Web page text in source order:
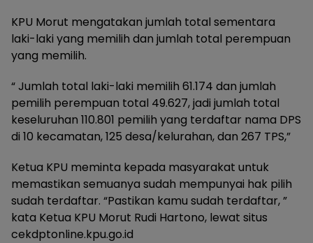
KPU Morut mengatakan jumlah total sementara
laki-laki yang memilih dan jumlah total perempuan
yang memilih.
“ Jumlah total laki-laki memilih 61.174 dan jumlah
pemilih perempuan total 49.627, jadi jumlah total
keseluruhan 110.801 pemilih yang terdaftar nama DPS
di 10 kecamatan, 125 desa/kelurahan, dan 267 TPS,”
Ketua KPU meminta kepada masyarakat untuk
memastikan semuanya sudah mempunyai hak pilih
sudah terdaftar. “Pastikan kamu sudah terdaftar, ”
kata Ketua KPU Morut Rudi Hartono, lewat situs
cekdptonline.kpu.go.id